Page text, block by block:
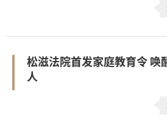
松滋法院首发家庭教育令 唤
人